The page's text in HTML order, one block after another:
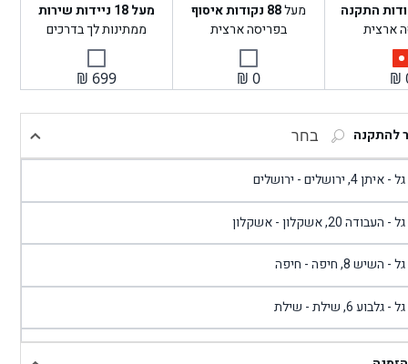
התקנה
ארצית
₪
מעל88 נקודות איסוף
בפריסה ארצית
₪ 0
מעל 18 ניידות שירות
ממתינות לך בדרכים
₪ 699
להתקנה בחר
4, ירושלים - ירושלים
העבודה 20, אשקלון - אשקלון
- השיש 8, חיפה - חיפה
- גלבוע 6, שילת - שילת
- פוריידיס, כניסה צפונית מול כביש 4 - פרדיס